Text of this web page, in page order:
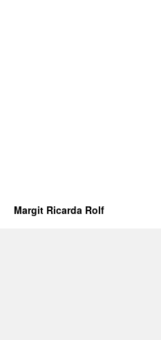
Margit Ricarda Rolf